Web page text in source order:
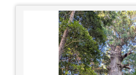
す。 非常に暑苦しいのでご観覧される方は、ご注
意くださいませ。 では、熱中症に気を付けて、お
過ごしください。
https://youtu.be/